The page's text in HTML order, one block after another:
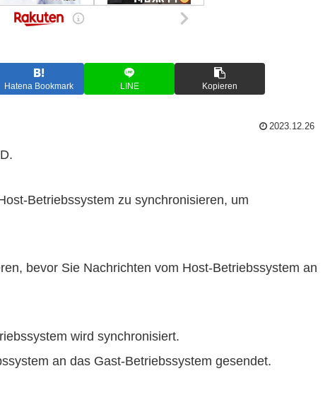
Hatena Bookmark LINE Kopieren
2023.12.26
Betriebssystem zu synchronisieren, um
bevor Sie Nachrichten vom Host-Betriebssystem an
wird synchronisiert.
an das Gast-Betriebssystem gesendet.